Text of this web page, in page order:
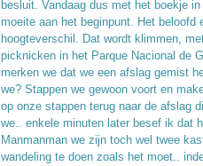
besluit. Vandaag dus met het boekje
moeite aan het beginpunt. Het beloofd
hoogteverschil. Dat wordt klimmen,
picknicken in het Parque Nacional de
merken we dat we een afslag gemist
we? Stappen we gewoon voort en
op onze stappen terug naar de afslag
we.. enkele minuten later besef ik dat
Manmanman we zijn toch wel twee
wandeling te doen zoals het moet..